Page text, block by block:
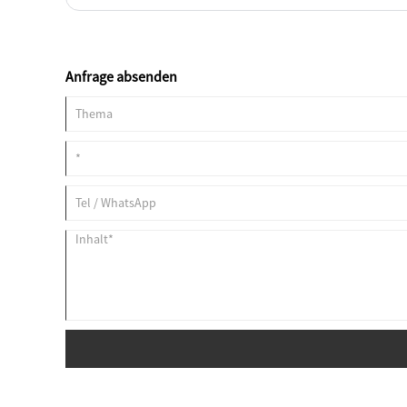
Anfrage absenden